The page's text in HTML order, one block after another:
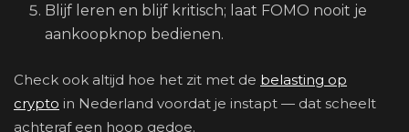
Blijf leren en blijf kritisch; laat FOMO nooit je
aankoopknop bedienen.
Check ook altijd hoe het zit met de belasting op
crypto in Nederland voordat je instapt — dat scheelt
achteraf een hoop gedoe.